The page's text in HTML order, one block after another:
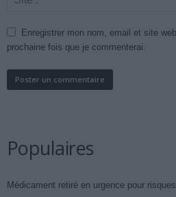
Enregistrer mon nom, email et site
prochaine fois que je commenterai.
Populaires
Médicament retiré en urgence pour